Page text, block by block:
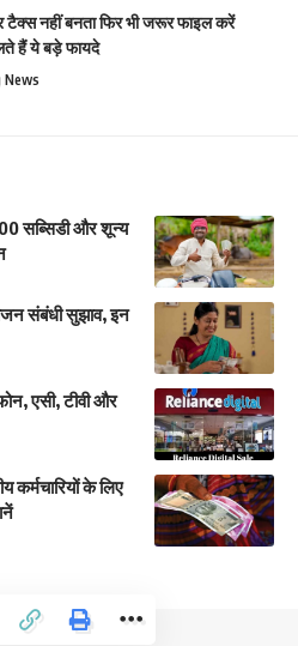
टैक्स नहीं बनता फिर भी जरूर फाइल करें
हैं ये बड़े फायदे
News
सब्सिडी और शून्य
संबंधी सुझाव, इन
एसी, टीवी और
के लिए